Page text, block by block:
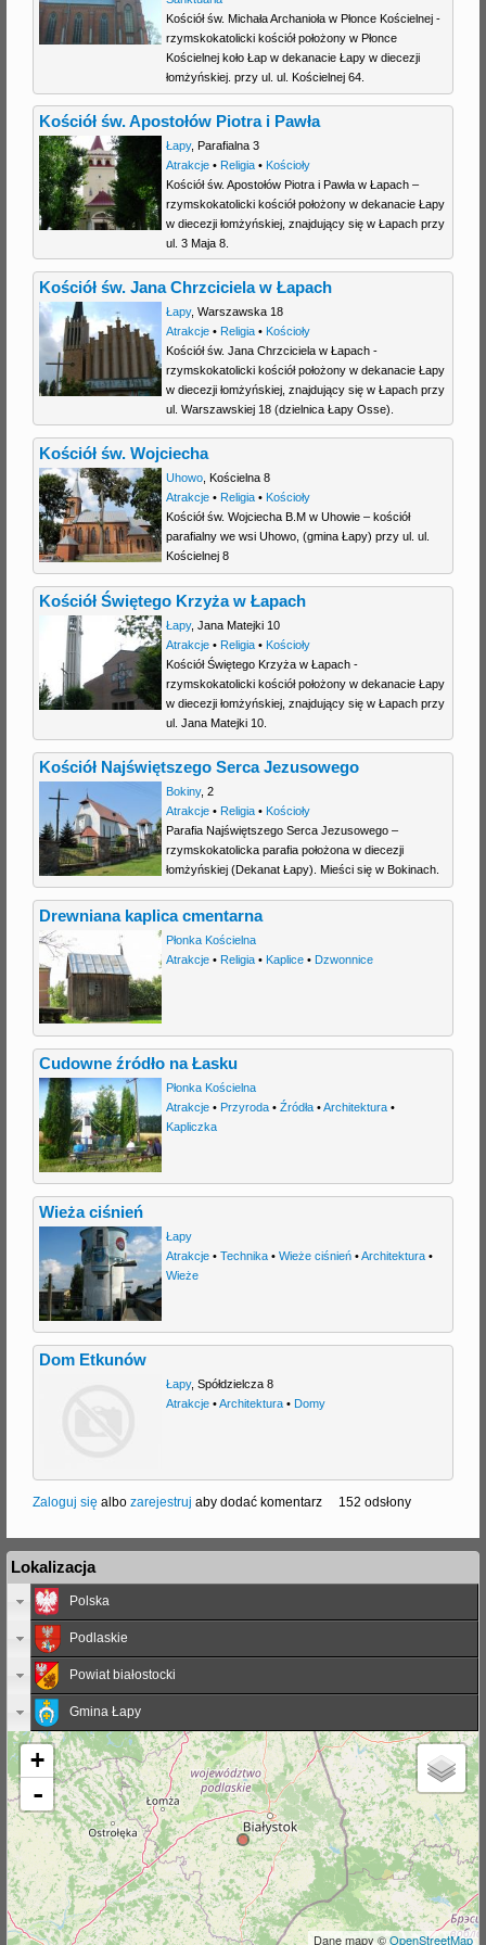
Kościół św. Michała Archanioła w Płonce Kościelnej -
rzymskokatolicki kościół położony w Płonce
Kościelnej koło Łap w dekanacie Łapy w diecezji
łomżyńskiej. przy ul. ul. Kościelnej 64.
Kościół św. Apostołów Piotra i Pawła
Łapy, Parafialna 3
Atrakcje• Religia• Kościoły
Kościół św. Apostołów Piotra i Pawła w Łapach –
rzymskokatolicki kościół położony w dekanacie Łapy
w diecezji łomżyńskiej, znajdujący się w Łapach przy
ul. 3 Maja 8.
Kościół św. Jana Chrzciciela w Łapach
Łapy, Warszawska 18
Atrakcje• Religia• Kościoły
Kościół św. Jana Chrzciciela w Łapach -
rzymskokatolicki kościół położony w dekanacie Łapy
w diecezji łomżyńskiej, znajdujący się w Łapach przy
ul. Warszawskiej 18 (dzielnica Łapy Osse).
Kościół św. Wojciecha
Uhowo, Kościelna 8
Atrakcje• Religia• Kościoły
Kościół św. Wojciecha B.M w Uhowie – kościół
parafialny we wsi Uhowo, (gmina Łapy) przy ul. ul.
Kościelnej 8
Kościół Świętego Krzyża w Łapach
Łapy, Jana Matejki 10
Atrakcje• Religia• Kościoły
Kościół Świętego Krzyża w Łapach -
rzymskokatolicki kościół położony w dekanacie Łapy
w diecezji łomżyńskiej, znajdujący się w Łapach przy
ul. Jana Matejki 10.
Kościół Najświętszego Serca Jezusowego
Bokiny, 2
Atrakcje• Religia• Kościoły
Parafia Najświętszego Serca Jezusowego –
rzymskokatolicka parafia położona w diecezji
łomżyńskiej (Dekanat Łapy). Mieści się w Bokinach.
Drewniana kaplica cmentarna
Płonka Kościelna
Atrakcje• Religia• Kaplice• Dzwonnice
Cudowne źródło na Łasku
Płonka Kościelna
Atrakcje• Przyroda• Źródła•Architektura•
Kapliczka
Wieża ciśnień
Łapy
Atrakcje• Technika• Wieże ciśnień•Architektura•
Wieże
Dom Etkunów
Łapy, Spółdzielcza 8
Atrakcje•Architektura• Domy
Zaloguj się albo zarejestruj aby dodać komentarz 152 odsłony
Lokalizacja
Polska
Podlaskie
Powiat białostocki
Gmina Łapy
+
-
Dane mapy ©OpenStreetMap